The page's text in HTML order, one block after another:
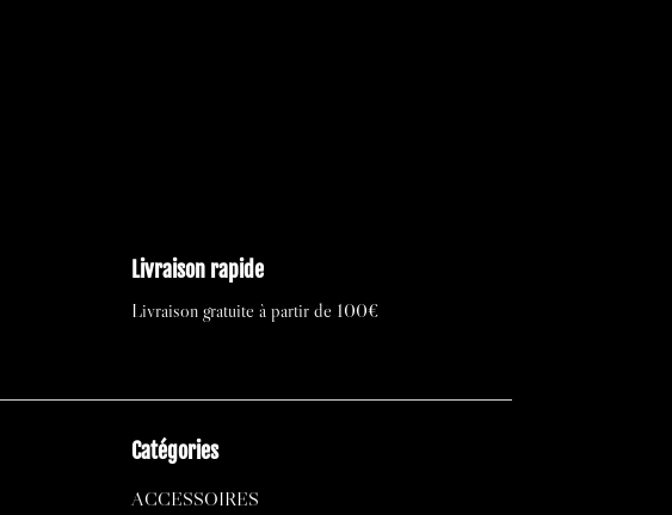
Livraison rapide
Livraison gratuite à partir de 100€
Catégories
ACCESSOIRES